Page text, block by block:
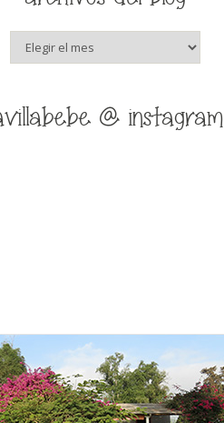
archivos
@ instagram